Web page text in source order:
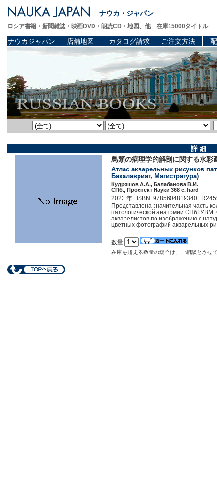
ナウカ・ジャパン
ロシア書籍・新聞雑誌・映画DVD・朗読CD・地図、他 在庫15000タイトル
ナウカジャパン 店舗地図 カタログ請求 ご注文方法
詳 細
鳥類の病理学的解剖に関する水彩
Атлас акварельных рисунков
Бакалавриат, Магистратура)
Кудряшов А.А., Балабанова В.И.
СПб., Проспект Науки 368 c. hard
2023 年 ISBN 9785604819340
Представлена значительная часть
патологической анатомии СПбГУВМ.
акварелистов по изображению с
цветных фотографий акварельных
数量
在庫を超える数量の場合は、ご相談とさせ